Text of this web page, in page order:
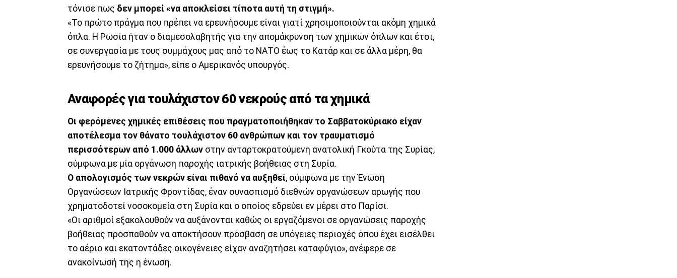
τόνισε πως δεν μπορεί «να αποκλείσει τίποτα αυτή τη στιγμή».
«Το πρώτο πράγμα που πρέπει να ερευνήσουμε είναι γιατί χρησιμοποιούνται ακόμη χημικά
όπλα. Η Ρωσία ήταν ο διαμεσολαβητής για την απομάκρυνση των χημικών όπλων και έτσι,
σε συνεργασία με τους συμμάχους μας από το ΝΑΤΟ έως το Κατάρ και σε άλλα μέρη, θα
ερευνήσουμε το ζήτημα», είπε ο Αμερικανός υπουργός.
Αναφορές για τουλάχιστον 60 νεκρούς από τα χημικά
Οι φερόμενες χημικές επιθέσεις που πραγματοποιήθηκαν το Σαββατοκύριακο είχαν
αποτέλεσμα τον θάνατο τουλάχιστον 60 ανθρώπων και τον τραυματισμό
περισσότερων από 1.000 άλλων στην ανταρτοκρατούμενη ανατολική Γκούτα της Συρίας,
σύμφωνα με μία οργάνωση παροχής ιατρικής βοήθειας στη Συρία.
Ο απολογισμός των νεκρών είναι πιθανό να αυξηθεί, σύμφωνα με την Ένωση
Οργανώσεων Ιατρικής Φροντίδας, έναν συνασπισμό διεθνών οργανώσεων αρωγής που
χρηματοδοτεί νοσοκομεία στη Συρία και ο οποίος εδρεύει εν μέρει στο Παρίσι.
«Οι αριθμοί εξακολουθούν να αυξάνονται καθώς οι εργαζόμενοι σε οργανώσεις παροχής
βοήθειας προσπαθούν να αποκτήσουν πρόσβαση σε υπόγειες περιοχές όπου έχει εισέλθει
το αέριο και εκατοντάδες οικογένειες είχαν αναζητήσει καταφύγιο», ανέφερε σε
ανακοίνωσή της η ένωση.